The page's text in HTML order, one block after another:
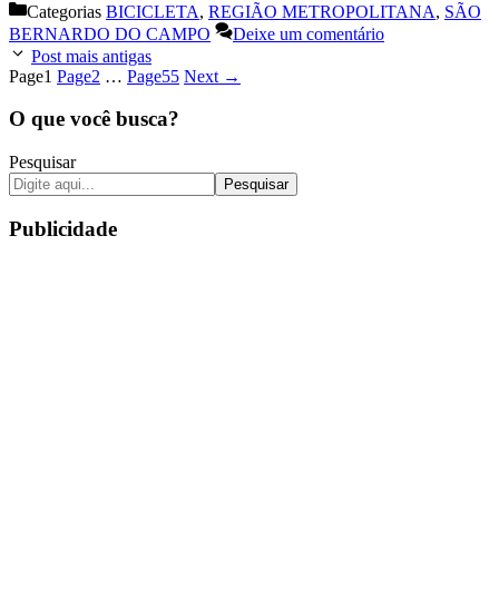
Categorias BICICLETA, REGIÃO METROPOLITANA, SÃO
BERNARDO DO CAMPO
Deixe um comentário
Post mais antigas
Page1 Page2 … Page55 Next →
O que você busca?
Pesquisar
Pesquisar
Publicidade